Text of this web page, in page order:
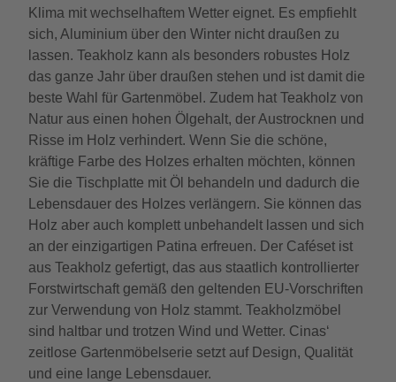
Klima mit wechselhaftem Wetter eignet. Es empfiehlt
sich, Aluminium über den Winter nicht draußen zu
lassen. Teakholz kann als besonders robustes Holz
das ganze Jahr über draußen stehen und ist damit die
beste Wahl für Gartenmöbel. Zudem hat Teakholz von
Natur aus einen hohen Ölgehalt, der Austrocknen und
Risse im Holz verhindert. Wenn Sie die schöne,
kräftige Farbe des Holzes erhalten möchten, können
Sie die Tischplatte mit Öl behandeln und dadurch die
Lebensdauer des Holzes verlängern. Sie können das
Holz aber auch komplett unbehandelt lassen und sich
an der einzigartigen Patina erfreuen. Der Caféset ist
aus Teakholz gefertigt, das aus staatlich kontrollierter
Forstwirtschaft gemäß den geltenden EU-Vorschriften
zur Verwendung von Holz stammt. Teakholzmöbel
sind haltbar und trotzen Wind und Wetter. Cinas‘
zeitlose Gartenmöbelserie setzt auf Design, Qualität
und eine lange Lebensdauer.